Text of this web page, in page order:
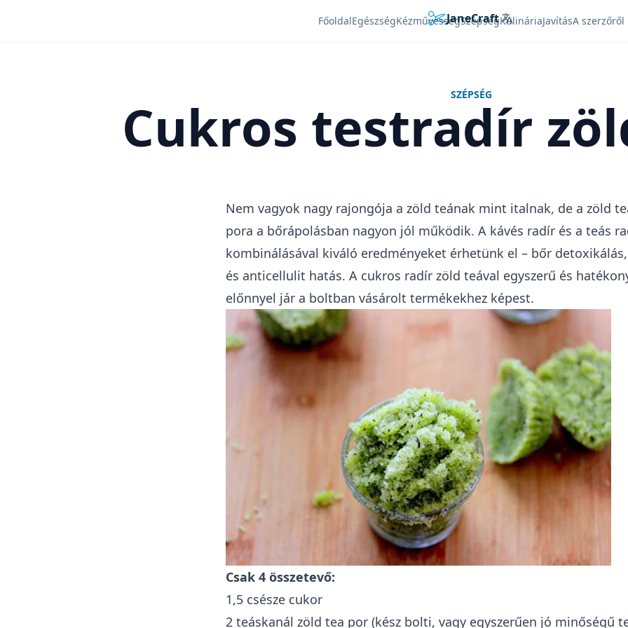
JaneCraft Languages
FőoldalEgészségKézművességSzépségKulináriaJavításA szerzőről
SZÉPSÉG
Cukros testradír
Nem vagyok nagy rajongója a zöld teának mint italnak, de a zöld
pora a bőrápolásban nagyon jól működik. A kávés radír és a teás
kombinálásával kiváló eredményeket érhetünk el – bőr
és anticellulit hatás. A cukros radír zöld teával egyszerű és
előnnyel jár a boltban vásárolt termékekhez képest.
Csak 4 összetevő:
1,5 csésze cukor
2 teáskanál zöld tea por (kész bolti, vagy egyszerűen jó minőségű